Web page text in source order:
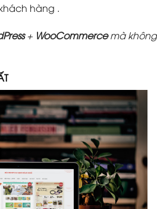
hàng .
+ WooCommercemà không